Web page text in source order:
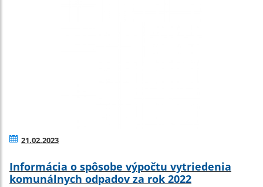
21.02.2023
Informácia o spôsobe výpočtu vytriedenia
komunálnych odpadov za rok 2022